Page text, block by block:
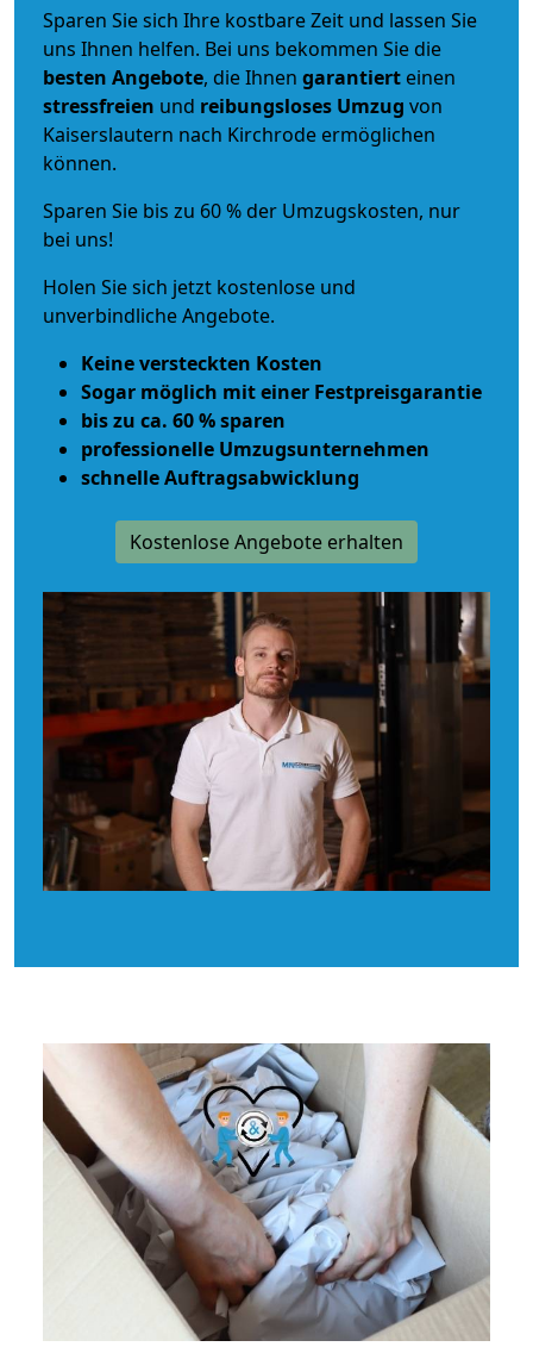
Sparen Sie sich Ihre kostbare Zeit und lassen Sie
uns Ihnen helfen. Bei uns bekommen Sie die
besten Angebote, die Ihnen garantiert einen
stressfreien und reibungsloses Umzug von
Kaiserslautern nach Kirchrode ermöglichen
können.
Sparen Sie bis zu 60 % der Umzugskosten, nur
bei uns!
Holen Sie sich jetzt kostenlose und
unverbindliche Angebote.
Keine versteckten Kosten
Sogar möglich mit einer Festpreisgarantie
bis zu ca. 60 % sparen
professionelle Umzugsunternehmen
schnelle Auftragsabwicklung
Kostenlose Angebote erhalten